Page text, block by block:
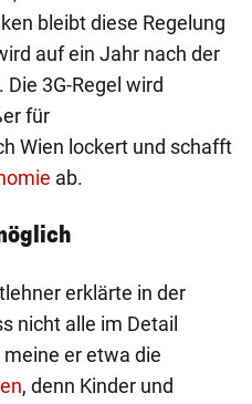
bleibt diese Regelung
auf ein Jahr nach der
3G-Regel wird
für
Wien lockert und schafft
ab.
erklärte in der
nicht alle im Detail
er etwa die
, denn Kinder und